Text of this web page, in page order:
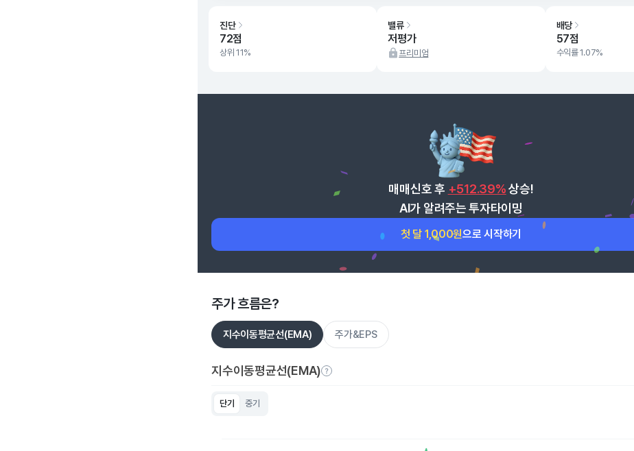
진단
72점
상위 11%
밸류
저평가
프리미엄
배당
57점
수익률 1.07%
매매신호 후 +512.39% 상승!
AI가 알려주는 투자타이밍
첫 달 1,000원으로 시작하기
주가 흐름은?
지수이동평균선(EMA) 주가&EPS
지수이동평균선(EMA)
단기 중기